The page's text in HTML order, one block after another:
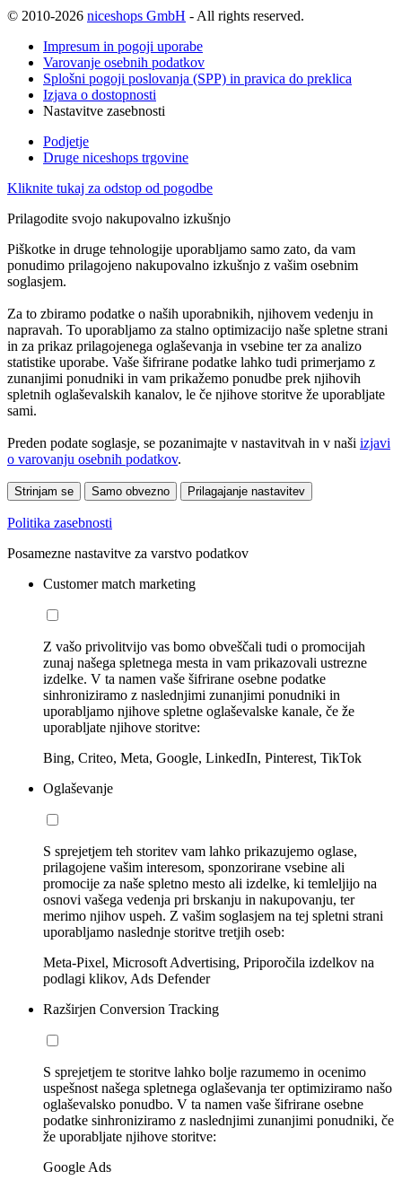
© 2010-2026 niceshops GmbH - All rights reserved.
Impresum in pogoji uporabe
Varovanje osebnih podatkov
Splošni pogoji poslovanja (SPP) in pravica do preklica
Izjava o dostopnosti
Nastavitve zasebnosti
Podjetje
Druge niceshops trgovine
Kliknite tukaj za odstop od pogodbe
Prilagodite svojo nakupovalno izkušnjo
Piškotke in druge tehnologije uporabljamo samo zato, da vam
ponudimo prilagojeno nakupovalno izkušnjo z vašim osebnim
soglasjem.
Za to zbiramo podatke o naših uporabnikih, njihovem vedenju in
napravah. To uporabljamo za stalno optimizacijo naše spletne strani
in za prikaz prilagojenega oglaševanja in vsebine ter za analizo
statistike uporabe. Vaše šifrirane podatke lahko tudi primerjamo z
zunanjimi ponudniki in vam prikažemo ponudbe prek njihovih
spletnih oglaševalskih kanalov, le če njihove storitve že uporabljate
sami.
Preden podate soglasje, se pozanimajte v nastavitvah in v naši izjavi
o varovanju osebnih podatkov.
Strinjam se Samo obvezno Prilagajanje nastavitev
Politika zasebnosti
Posamezne nastavitve za varstvo podatkov
Customer match marketing
Z vašo privolitvijo vas bomo obveščali tudi o promocijah
zunaj našega spletnega mesta in vam prikazovali ustrezne
izdelke. V ta namen vaše šifrirane osebne podatke
sinhroniziramo z naslednjimi zunanjimi ponudniki in
uporabljamo njihove spletne oglaševalske kanale, če že
uporabljate njihove storitve:
Bing, Criteo, Meta, Google, LinkedIn, Pinterest, TikTok
Oglaševanje
S sprejetjem teh storitev vam lahko prikazujemo oglase,
prilagojene vašim interesom, sponzorirane vsebine ali
promocije za naše spletno mesto ali izdelke, ki temleljijo na
osnovi vašega vedenja pri brskanju in nakupovanju, ter
merimo njihov uspeh. Z vašim soglasjem na tej spletni strani
uporabljamo naslednje storitve tretjih oseb:
Meta-Pixel, Microsoft Advertising, Priporočila izdelkov na
podlagi klikov, Ads Defender
Razširjen Conversion Tracking
S sprejetjem te storitve lahko bolje razumemo in ocenimo
uspešnost našega spletnega oglaševanja ter optimiziramo našo
oglaševalsko ponudbo. V ta namen vaše šifrirane osebne
podatke sinhroniziramo z naslednjimi zunanjimi ponudniki, če
že uporabljate njihove storitve:
Google Ads